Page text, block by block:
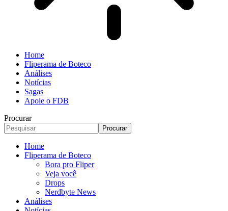
Home
Fliperama de Boteco
Análises
Notícias
Sagas
Apoie o FDB
Procurar
Home
Fliperama de Boteco
Bora pro Fliper
Veja você
Drops
Nerdbyte News
Análises